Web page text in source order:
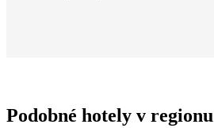
Podobné hotely v regionu